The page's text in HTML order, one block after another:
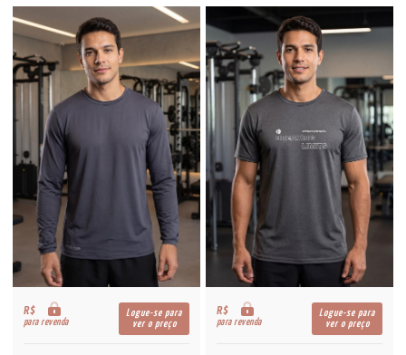
R$
para revenda
Logue-se para
ver o preço
R$
para revenda
Logue-se para
ver o preço